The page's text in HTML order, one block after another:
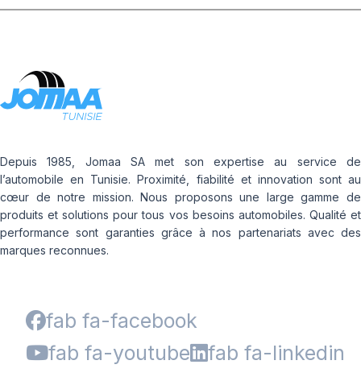
Depuis 1985, Jomaa SA met son expertise au service de
l’automobile en Tunisie. Proximité, fiabilité et innovation sont au
cœur de notre mission. Nous proposons une large gamme de
produits et solutions pour tous vos besoins automobiles. Qualité et
performance sont garanties grâce à nos partenariats avec des
marques reconnues.
fab fa-facebook
fab fa-youtube
fab fa-linkedin